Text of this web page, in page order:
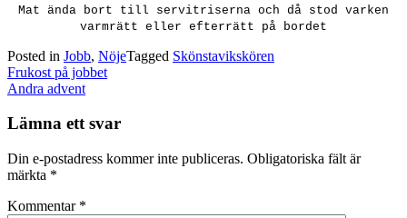
Mat ända bort till servitriserna och då stod varken
varmrätt eller efterrätt på bordet
Posted in Jobb, NöjeTagged Skönstavikskören
Post
navigation
Frukost på jobbet
Andra advent
Lämna ett svar
Din e-postadress kommer inte publiceras. Obligatoriska fält är
märkta *
Kommentar *